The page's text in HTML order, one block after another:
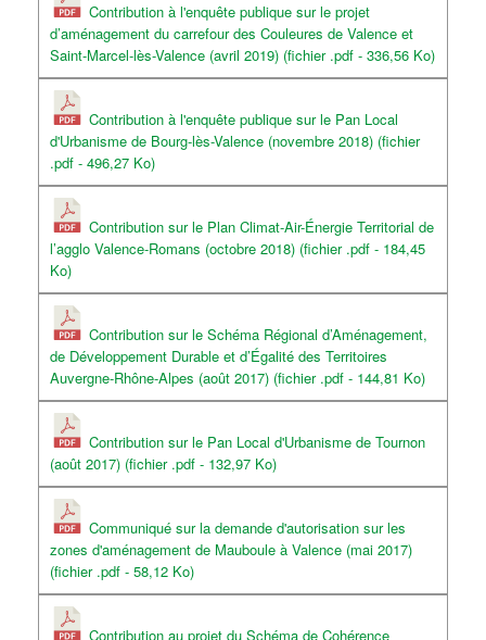
Contribution à l'enquête publique sur le projet
d’aménagement du carrefour des Couleures de Valence et
Saint-Marcel-lès-Valence (avril 2019) (fichier .pdf - 336,56 Ko)
Contribution à l'enquête publique sur le Pan Local
d'Urbanisme de Bourg-lès-Valence (novembre 2018) (fichier
.pdf - 496,27 Ko)
Contribution sur le Plan Climat-Air-Énergie Territorial de
l’agglo Valence-Romans (octobre 2018) (fichier .pdf - 184,45
Ko)
Contribution sur le Schéma Régional d’Aménagement,
de Développement Durable et d’Égalité des Territoires
Auvergne-Rhône-Alpes (août 2017) (fichier .pdf - 144,81 Ko)
Contribution sur le Pan Local d'Urbanisme de Tournon
(août 2017) (fichier .pdf - 132,97 Ko)
Communiqué sur la demande d'autorisation sur les
zones d'aménagement de Mauboule à Valence (mai 2017)
(fichier .pdf - 58,12 Ko)
Contribution au projet du Schéma de Cohérence